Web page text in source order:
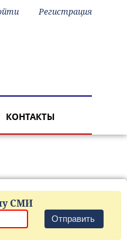
Регистрация
КОНТАКТЫ
СМИ
Отправить